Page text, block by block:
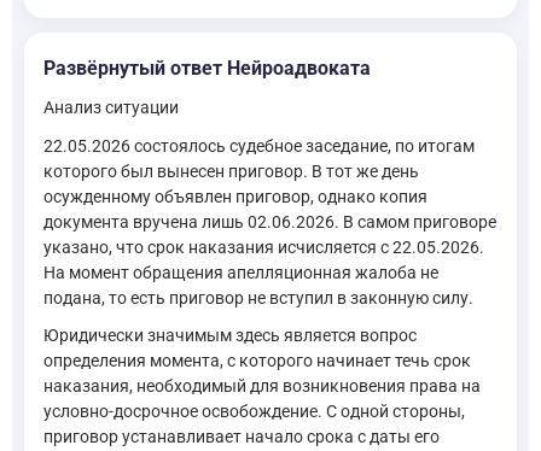
Развёрнутый ответ Нейроадвоката
Анализ ситуации
22.05.2026 состоялось судебное заседание, по итогам
которого был вынесен приговор. В тот же день
осужденному объявлен приговор, однако копия
документа вручена лишь 02.06.2026. В самом приговоре
указано, что срок наказания исчисляется с 22.05.2026.
На момент обращения апелляционная жалоба не
подана, то есть приговор не вступил в законную силу.
Юридически значимым здесь является вопрос
определения момента, с которого начинает течь срок
наказания, необходимый для возникновения права на
условно-досрочное освобождение. С одной стороны,
приговор устанавливает начало срока с даты его